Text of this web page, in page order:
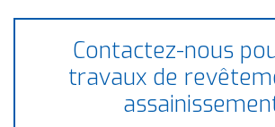
Contactez-nous
travaux de